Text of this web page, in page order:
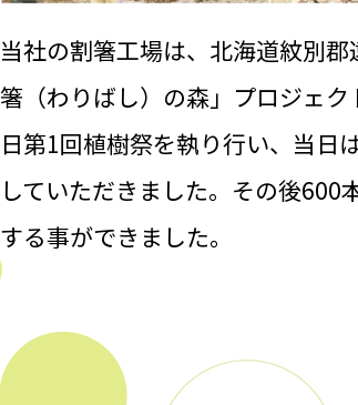
当社の割箸工場は、北海道紋別
箸（わりばし）の森」プロジェ
日第1回植樹祭を執り行い、当日
していただきました。その後
する事ができました。